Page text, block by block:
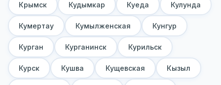
Крымск Кудымкар Куеда Кулунда
Кумертау Кумылженская Кунгур
Курган Курганинск Курильск
Курск Кушва Кущевская Кызыл